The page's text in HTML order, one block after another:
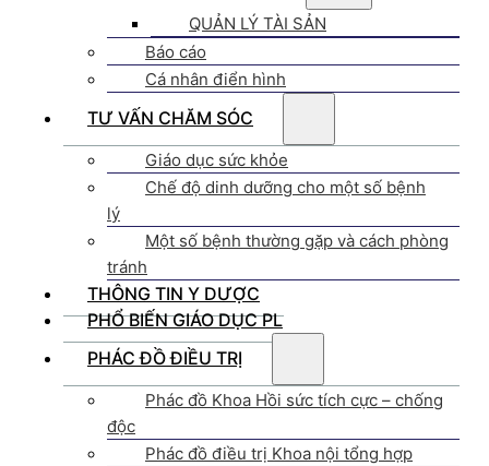
QUẢN LÝ TÀI SẢN
Báo cáo
Cá nhân điển hình
TƯ VẤN CHĂM SÓC
Giáo dục sức khỏe
Chế độ dinh dưỡng cho một số bệnh
lý
Một số bệnh thường gặp và cách phòng
tránh
THÔNG TIN Y DƯỢC
PHỔ BIẾN GIÁO DỤC PL
PHÁC ĐỒ ĐIỀU TRỊ
Phác đồ Khoa Hồi sức tích cực – chống
độc
Phác đồ điều trị Khoa nội tổng hợp